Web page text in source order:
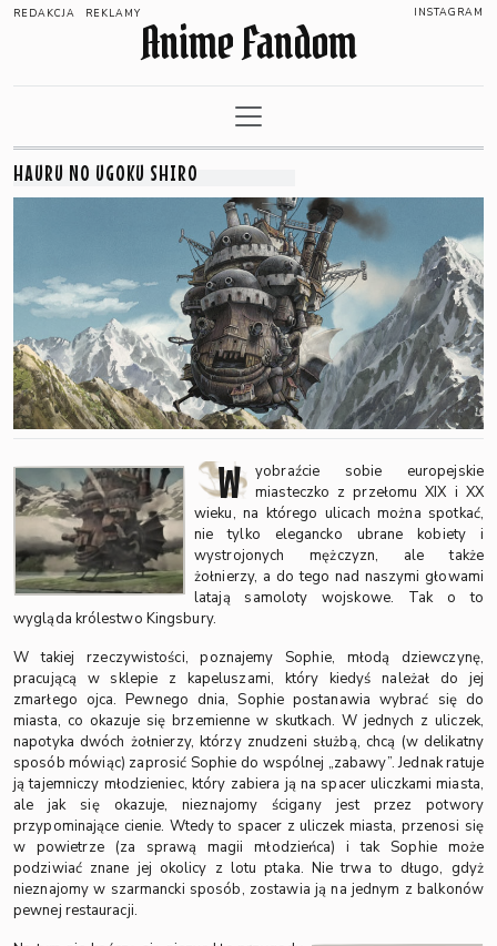
REDAKCJA REKLAMY INSTAGRAM
Anime Fandom
HAURU NO UGOKU SHIRO
W
yobraźcie sobie europejskie
miasteczko z przełomu XIX i XX
wieku, na którego ulicach można spotkać,
nie tylko elegancko ubrane kobiety i
wystrojonych mężczyzn, ale także
żołnierzy, a do tego nad naszymi głowami
latają samoloty wojskowe. Tak o to
wygląda królestwo Kingsbury.
W takiej rzeczywistości, poznajemy Sophie, młodą dziewczynę,
pracującą w sklepie z kapeluszami, który kiedyś należał do jej
zmarłego ojca. Pewnego dnia, Sophie postanawia wybrać się do
miasta, co okazuje się brzemienne w skutkach. W jednych z uliczek,
napotyka dwóch żołnierzy, którzy znudzeni służbą, chcą (w delikatny
sposób mówiąc) zaprosić Sophie do wspólnej „zabawy”. Jednak ratuje
ją tajemniczy młodzieniec, który zabiera ją na spacer uliczkami miasta,
ale jak się okazuje, nieznajomy ścigany jest przez potwory
przypominające cienie. Wtedy to spacer z uliczek miasta, przenosi się
w powietrze (za sprawą magii młodzieńca) i tak Sophie może
podziwiać znane jej okolicy z lotu ptaka. Nie trwa to długo, gdyż
nieznajomy w szarmancki sposób, zostawia ją na jednym z balkonów
pewnej restauracji.